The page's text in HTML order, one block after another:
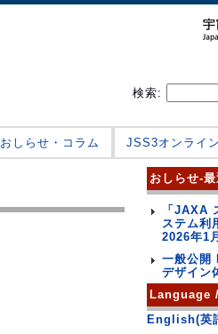
検索:
おしらせ・コラム JSS3オンライ
おしらせ-
「JAXA
ステム利
2026年1
一般公開
デザイン
Language
English(英